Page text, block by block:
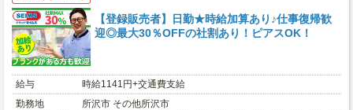
【登録販売者】日勤★時給加算あり♪仕事復帰歓
迎◎最大30％OFFの社割あり！ピアスOK！
給与
時給1141円+交通費支給
勤務地
所沢市 その他所沢市